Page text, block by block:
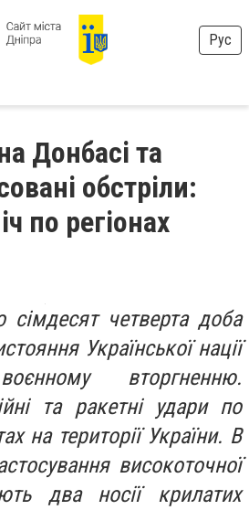
Рус
Донбасі та
обстріли:
по регіонах
сімдесят четверта доба
Української нації
вторгненню.
та ракетні удари по
на території України. В
високоточної
два носії крилатих